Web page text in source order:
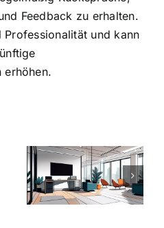
Feedback zu erhalten.
und kann
erhöhen.
Warum
bei
Arbeitgebern